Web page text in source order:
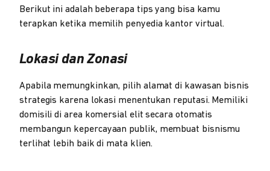
Berikut ini adalah beberapa tips yang bisa kamu
terapkan ketika memilih penyedia kantor virtual.
Lokasi dan Zonasi
Apabila memungkinkan, pilih alamat di kawasan bisnis
strategis karena lokasi menentukan reputasi. Memiliki
domisili di area komersial elit secara otomatis
membangun kepercayaan publik, membuat bisnismu
terlihat lebih baik di mata klien.